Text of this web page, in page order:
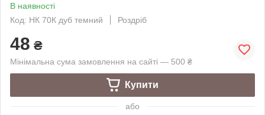
В наявності
Код: НК 70К дуб темний
Роздріб
48 ₴
Мінімальна сума замовлення на сайті — 500 ₴
Купити
або